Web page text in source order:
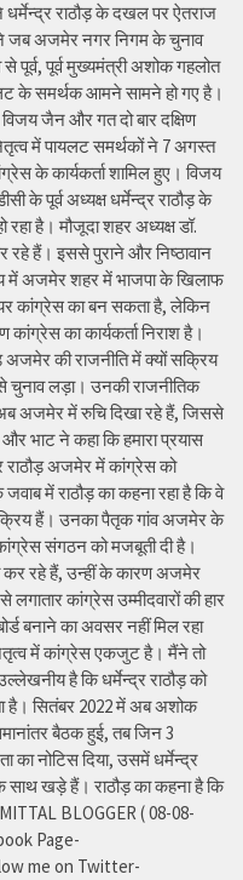
राठौड़ के दखल पर ऐतराज
जब अजमेर नगर निगम के चुनाव
पूर्व, पूर्व मुख्यमंत्री अशोक गहलोत
के समर्थक आमने सामने हो गए है।
जैन और गत दो बार दक्षिण
में पायलट समर्थकों ने 7 अगस्त
के कार्यकर्ता शामिल हुए। विजय
के पूर्व अध्यक्ष धर्मेन्द्र राठौड़ के
है। मौजूदा शहर अध्यक्ष डॉ.
रहे हैं। इससे पुराने और निष्ठावान
में अजमेर शहर में भाजपा के खिलाफ
कांग्रेस का बन सकता है, लेकिन
कांग्रेस का कार्यकर्ता निराश है।
की राजनीति में क्यों सक्रिय
चुनाव लड़ा। उनकी राजनीतिक
अब अजमेर में रुचि दिखा रहे हैं, जिससे
भाट ने कहा कि हमारा प्रयास
अजमेर में कांग्रेस को
में राठौड़ का कहना रहा है कि वे
हैं। उनका पैतृक गांव अजमेर के
संगठन को मजबूती दी है।
रहे हैं, उन्हीं के कारण अजमेर
लगातार कांग्रेस उम्मीदवारों की हार
बनाने का अवसर नहीं मिल रहा
में कांग्रेस एकजुट है। मैंने तो
है कि धर्मेन्द्र राठौड़ को
है। सितंबर 2022 में अब अशोक
बैठक हुई, तब जिन 3
नोटिस दिया, उसमें धर्मेन्द्र
साथ खड़े हैं। राठौड़ का कहना है कि
BLOGGER ( 08-08-
Page-
me on Twitter-